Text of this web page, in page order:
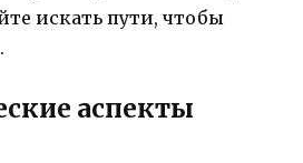
искать пути, чтобы
аспекты